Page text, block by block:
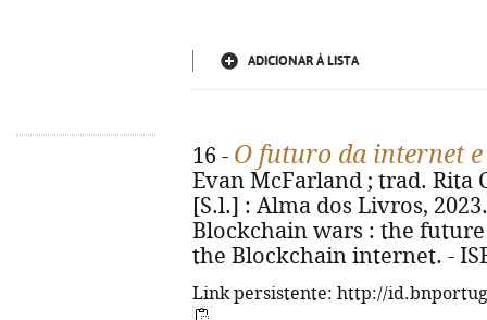
ADICIONAR À LISTA
16 - O futuro da internet
Evan McFarland ; trad. Rita
[S.l.] : Alma dos Livros,
Blockchain wars : the
the Blockchain internet. -
Link persistente: http://